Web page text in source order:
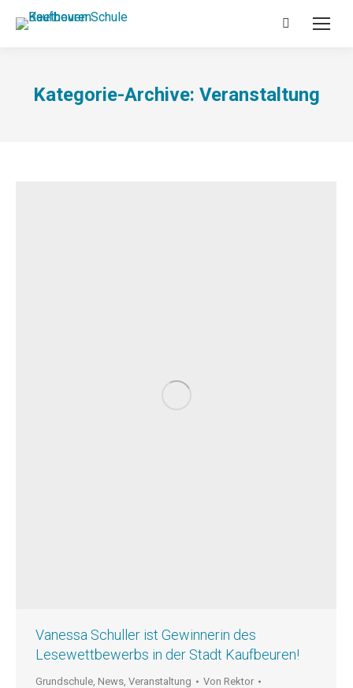
Search:
Kategorie-Archive: Veranstaltung
Vanessa Schuller ist Gewinnerin des
Lesewettbewerbs in der Stadt Kaufbeuren!
Grundschule, News, Veranstaltung Von Rektor